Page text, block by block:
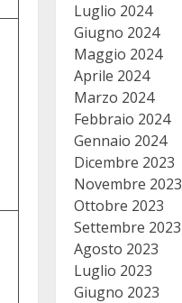
Luglio 2024
Giugno 2024
Maggio 2024
Aprile 2024
Marzo 2024
Febbraio 2024
Gennaio 2024
Dicembre 2023
Novembre 2023
Ottobre 2023
Settembre 2023
Agosto 2023
Luglio 2023
Giugno 2023